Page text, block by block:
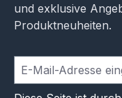
und exklusive
Produktneuheiten.